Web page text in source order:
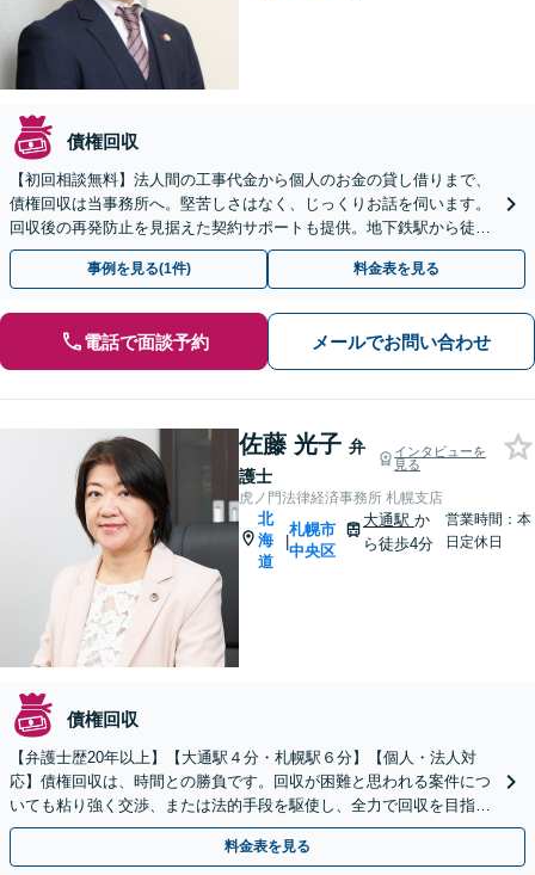
債権回収
【初回相談無料】法人間の工事代金から個人のお金の貸し借りまで、
債権回収は当事務所へ。堅苦しさはなく、じっくりお話を伺います。
回収後の再発防止を見据えた契約サポートも提供。地下鉄駅から徒歩
５分・ＷＥＢ面談可。まずはお気軽にご相談ください。
事例を見る(1件) 料金表を見る
電話で面談予約 メールでお問い合わせ
佐藤 光子 弁
護士
インタビューを
見る
虎ノ門法律経済事務所 札幌支店
北
海
道
|
札幌市
中央区
大通駅 か
ら徒歩4分
営業時間：本
日定休日
債権回収
【弁護士歴20年以上】【大通駅４分・札幌駅６分】【個人・法人対
応】債権回収は、時間との勝負です。回収が困難と思われる案件につ
いても粘り強く交渉、または法的手段を駆使し、全力で回収を目指し
ます。おひとりで悩まず、ぜひ弁護士を頼ってください。
料金表を見る